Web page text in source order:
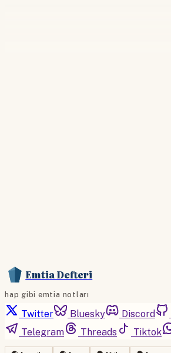
Emtia Defteri
hap gibi emtia notları
Twitter Bluesky Discord
Telegram
Threads Tiktok